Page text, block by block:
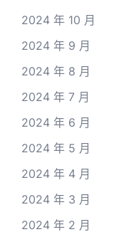
2024 年 10 月
2024 年 9 月
2024 年 8 月
2024 年 7 月
2024 年 6 月
2024 年 5 月
2024 年 4 月
2024 年 3 月
2024 年 2 月